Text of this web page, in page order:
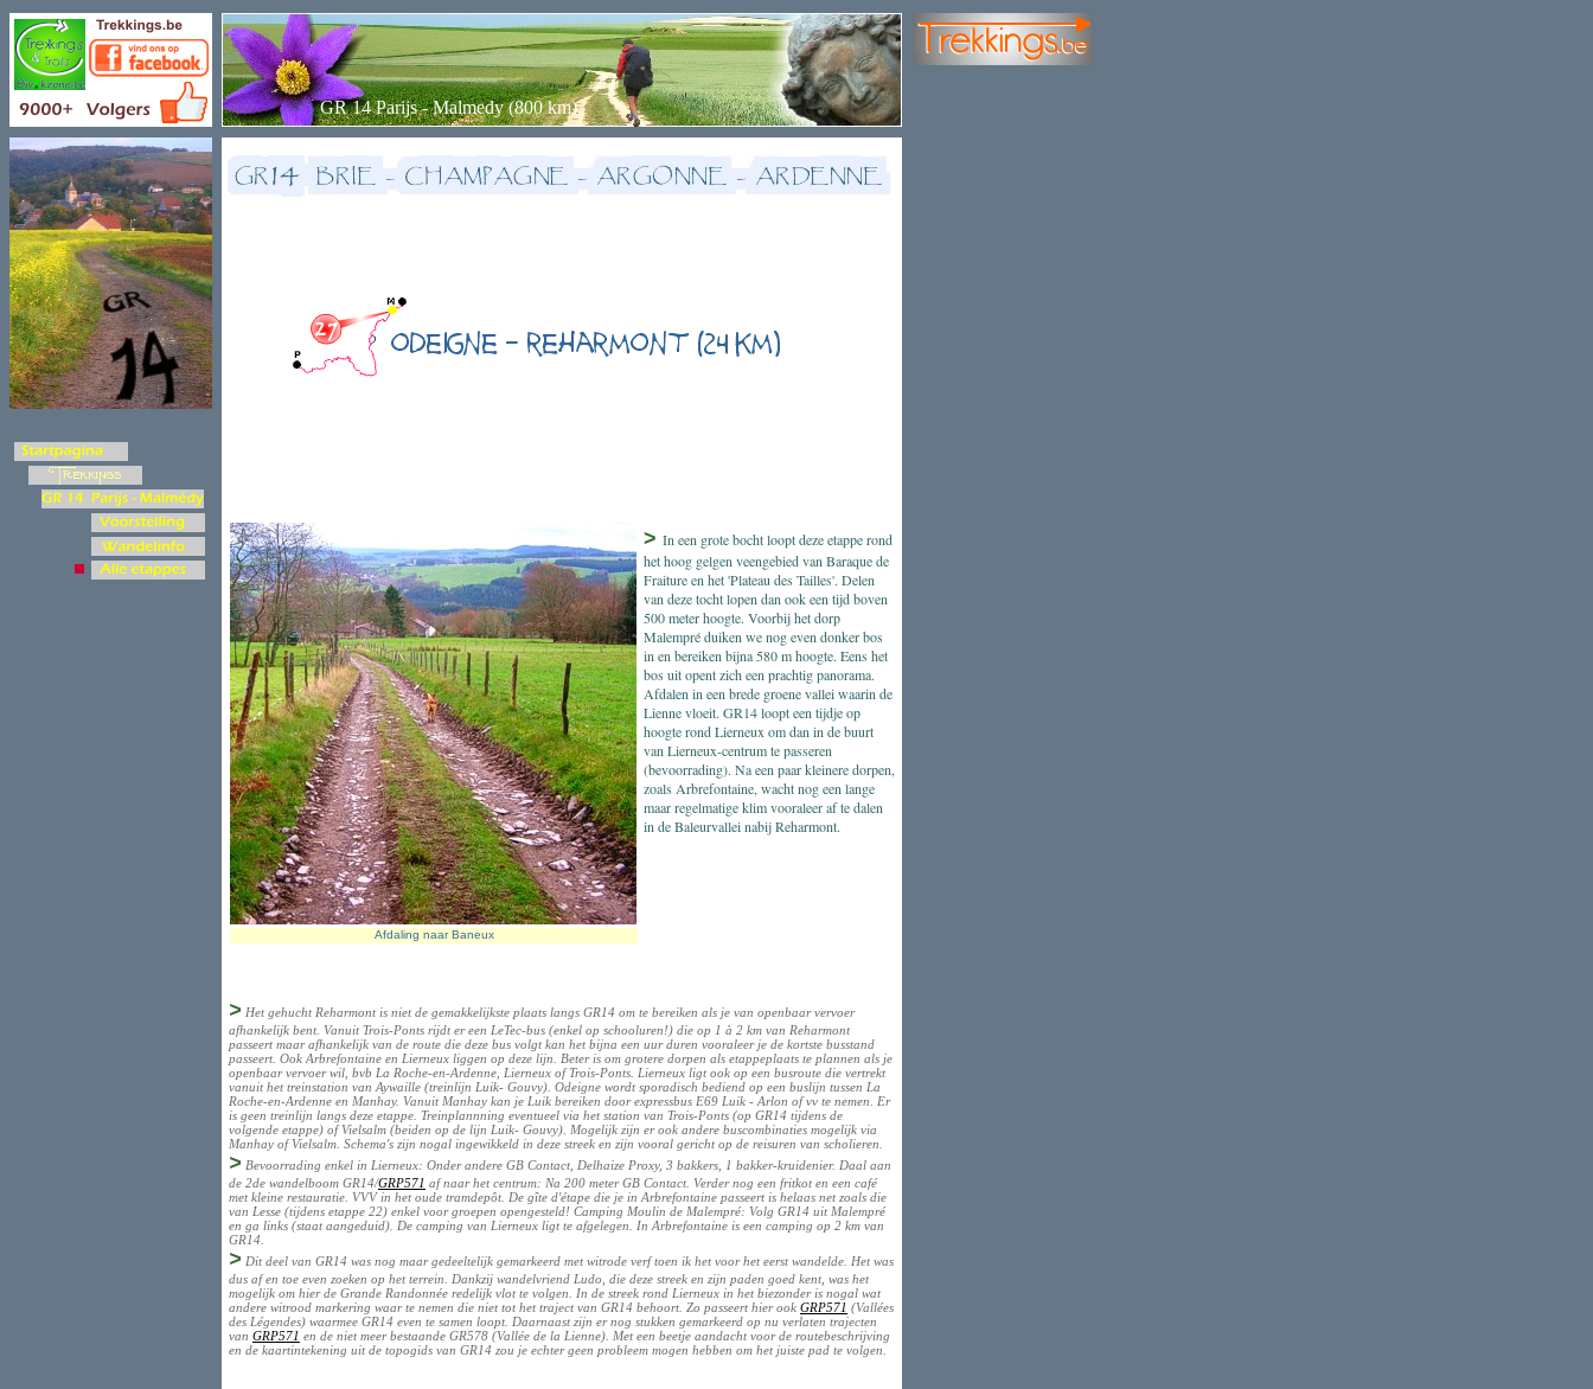
> In een grote bocht loopt deze etappe rond
het hoog gelgen veengebied van Baraque de
Fraiture en het 'Plateau des Tailles'. Delen
van deze tocht lopen dan ook een tijd boven
500 meter hoogte. Voorbij het dorp
Malempré duiken we nog even donker bos
in en bereiken bijna 580 m hoogte. Eens het
bos uit opent zich een prachtig panorama.
Afdalen in een brede groene vallei waarin de
Lienne vloeit. GR14 loopt een tijdje op
hoogte rond Lierneux om dan in de buurt
van Lierneux-centrum te passeren
(bevoorrading). Na een paar kleinere dorpen,
zoals Arbrefontaine, wacht nog een lange
maar regelmatige klim vooraleer af te dalen
in de Baleurvallei nabij Reharmont.
> Het gehucht Reharmont is niet de gemakkelijkste plaats langs GR14 om te bereiken als je van openbaar vervoer
afhankelijk bent. Vanuit Trois-Ponts rijdt er een LeTec-bus (enkel op schooluren!) die op 1 à 2 km van Reharmont
passeert maar afhankelijk van de route die deze bus volgt kan het bijna een uur duren vooraleer je de kortste busstand
passeert. Ook Arbrefontaine en Lierneux liggen op deze lijn. Beter is om grotere dorpen als etappeplaats te plannen als je
openbaar vervoer wil, bvb La Roche-en-Ardenne, Lierneux of Trois-Ponts. Lierneux ligt ook op een busroute die vertrekt
vanuit het treinstation van Aywaille (treinlijn Luik- Gouvy). Odeigne wordt sporadisch bediend op een buslijn tussen La
Roche-en-Ardenne en Manhay. Vanuit Manhay kan je Luik bereiken door expressbus E69 Luik - Arlon of vv te nemen. Er
is geen treinlijn langs deze etappe. Treinplannning eventueel via het station van Trois-Ponts (op GR14 tijdens de
volgende etappe) of Vielsalm (beiden op de lijn Luik- Gouvy). Mogelijk zijn er ook andere buscombinaties mogelijk via
Manhay of Vielsalm. Schema's zijn nogal ingewikkeld in deze streek en zijn vooral gericht op de reisuren van scholieren.
> Bevoorrading enkel in Lierneux: Onder andere GB Contact, Delhaize Proxy, 3 bakkers, 1 bakker-kruidenier. Daal aan
de 2de wandelboom GR14/GRP571 af naar het centrum: Na 200 meter GB Contact. Verder nog een fritkot en een café
met kleine restauratie. VVV in het oude tramdepôt. De gîte d'étape die je in Arbrefontaine passeert is helaas net zoals die
van Lesse (tijdens etappe 22) enkel voor groepen opengesteld! Camping Moulin de Malempré: Volg GR14 uit Malempré
en ga links (staat aangeduid). De camping van Lierneux ligt te afgelegen. In Arbrefontaine is een camping op 2 km van
GR14.
> Dit deel van GR14 was nog maar gedeeltelijk gemarkeerd met witrode verf toen ik het voor het eerst wandelde. Het was
dus af en toe even zoeken op het terrein. Dankzij wandelvriend Ludo, die deze streek en zijn paden goed kent, was het
mogelijk om hier de Grande Randonnée redelijk vlot te volgen. In de streek rond Lierneux in het biezonder is nogal wat
andere witrood markering waar te nemen die niet tot het traject van GR14 behoort. Zo passeert hier ook GRP571 (Vallées
des Légendes) waarmee GR14 even te samen loopt. Daarnaast zijn er nog stukken gemarkeerd op nu verlaten trajecten
van GRP571 en de niet meer bestaande GR578 (Vallée de la Lienne). Met een beetje aandacht voor de routebeschrijving
en de kaartintekening uit de topogids van GR14 zou je echter geen probleem mogen hebben om het juiste pad te volgen.
Afdaling naar Baneux
GR 14 Parijs - Malmedy (800 km)